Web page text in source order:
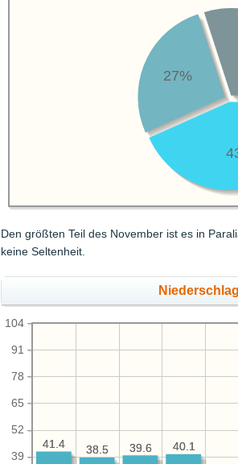
27%
Den größten Teil des November ist es in
keine Seltenheit.
39
52
65
78
91
104
40.1
39.6
38.5
41.4 40.1
39.6
38.5
41.4